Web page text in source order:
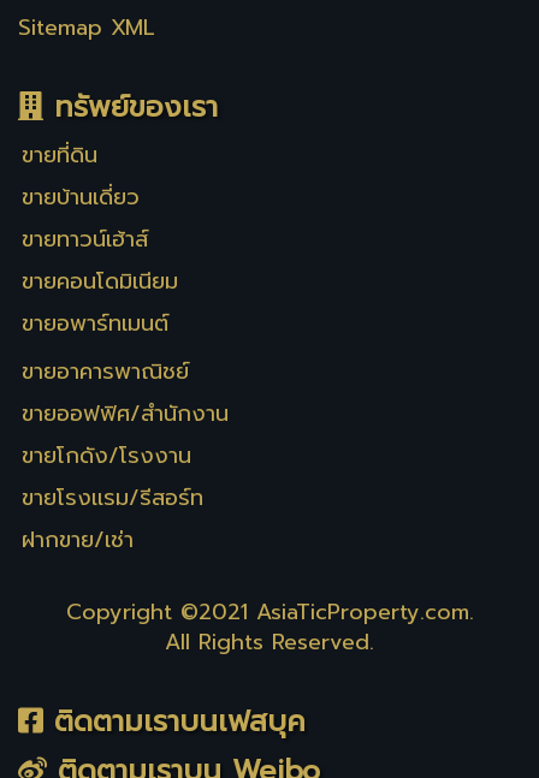
Sitemap XML
ทรัพย์ของเรา
ขายที่ดิน
ขายบ้านเดี่ยว
ขายทาวน์เฮ้าส์
ขายคอนโดมิเนียม
ขายอพาร์ทเมนต์
ขายอาคารพาณิชย์
ขายออฟฟิศ/สำนักงาน
ขายโกดัง/โรงงาน
ขายโรงเเรม/รีสอร์ท
ฝากขาย/เช่า
Copyright ©2021 AsiaTicProperty.com.
All Rights Reserved.
ติดตามเราบนเฟสบุค